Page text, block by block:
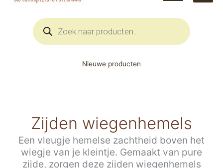
Producten
zoeken
Nieuwe producten
Zijden wiegenhemels
Een vleugje hemelse zachtheid boven het
wiegje van je kleintje. Gemaakt van pure
zijde, zorgen deze zijden wiegenhemels